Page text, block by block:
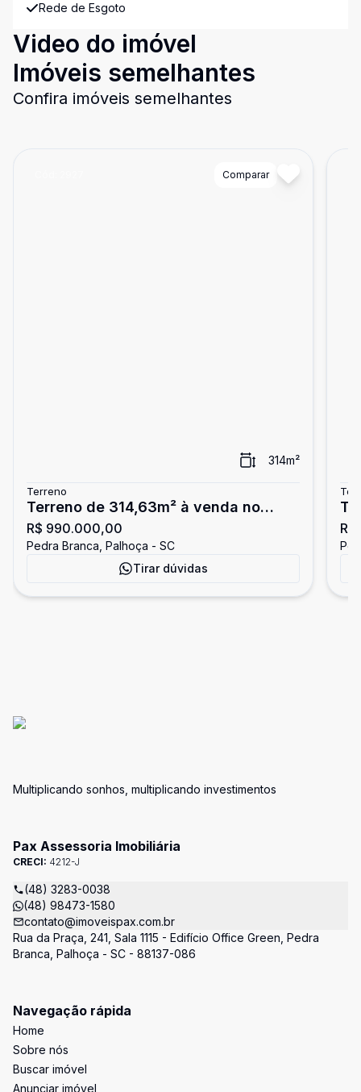
Rede de Esgoto
Video do imóvel
Imóveis semelhantes
Confira imóveis semelhantes
Comparar
314m²
Terreno
Terreno de 314,63m² à venda no
Reserva da Pedra
R$ 990.000,00
Pedra Branca, Palhoça - SC
Tirar dúvidas
Multiplicando sonhos, multiplicando investimentos
Pax Assessoria Imobiliária
CRECI: 4212-J
(48) 3283-0038
(48) 98473-1580
contato@imoveispax.com.br
Rua da Praça, 241, Sala 1115 - Edifício Office Green, Pedra
Branca, Palhoça - SC - 88137-086
Navegação rápida
Home
Sobre nós
Buscar imóvel
Anunciar imóvel